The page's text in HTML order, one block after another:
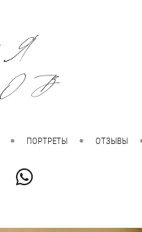
ПОРТРЕТЫ ОТЗЫВЫ